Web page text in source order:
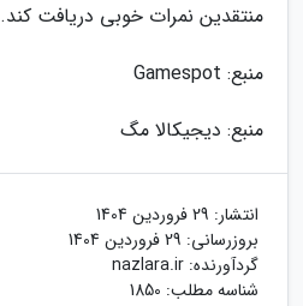
منتقدین نمرات خوبی دریافت کند.
منبع: Gamespot
منبع: دیجیکالا مگ
انتشار: 29 فروردین 1404
بروزرسانی: 29 فروردین 1404
گردآورنده: nazlara.ir
شناسه مطلب: 1850